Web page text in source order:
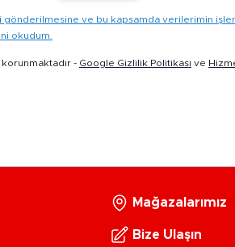
gönderilmesine ve bu kapsamda verilerimin
okudum.
- Google Gizlilik Politikası ve
Mağazalarımız
Bize Ulaşın